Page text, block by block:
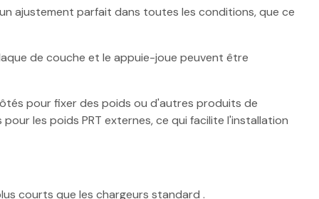
ajustement parfait dans toutes les conditions, que ce
de couche et le appuie-joue peuvent être
pour fixer des poids ou d'autres produits de
les poids PRT externes, ce qui facilite l'installation
courts que les chargeurs standard .